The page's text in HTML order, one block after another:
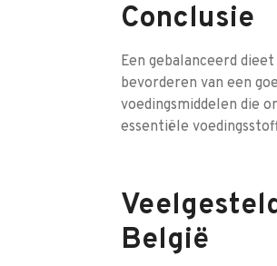
Conclusie
Een gebalanceerd
bevorderen van een
voedingsmiddelen die
essentiële
België